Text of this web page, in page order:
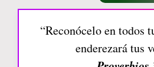
“Reconócelo en todos
enderezará tus